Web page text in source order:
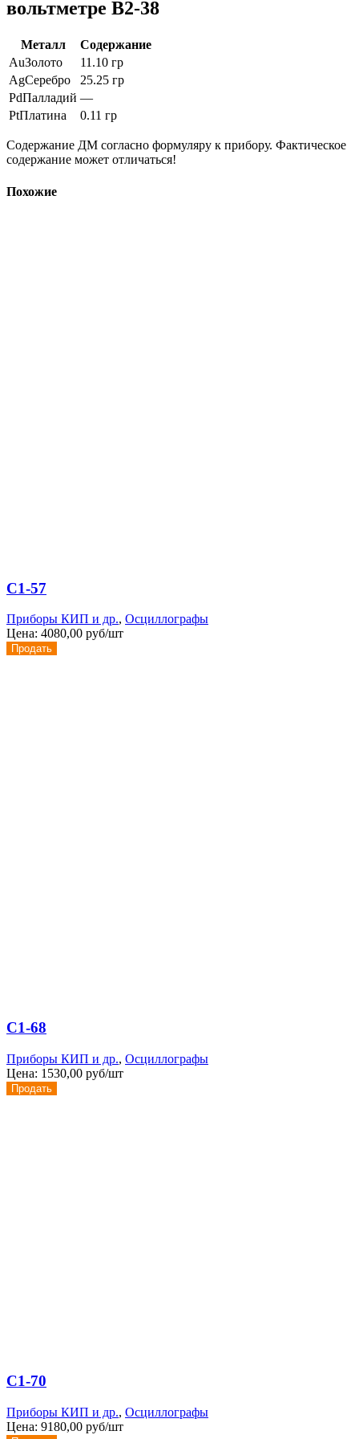
вольтметре В2-38
Металл
Содержание
AuЗолото
11.10 гр
AgСеребро
25.25 гр
PdПалладий —
PtПлатина 0.11 гр
Содержание ДМ согласно формуляру к прибору. Фактическое
содержание может отличаться!
Похожие
С1-57
Приборы КИП и др., Осциллографы
Цена: 4080,00 руб/шт
Продать
С1-68
Приборы КИП и др., Осциллографы
Цена: 1530,00 руб/шт
Продать
С1-70
Приборы КИП и др., Осциллографы
Цена: 9180,00 руб/шт